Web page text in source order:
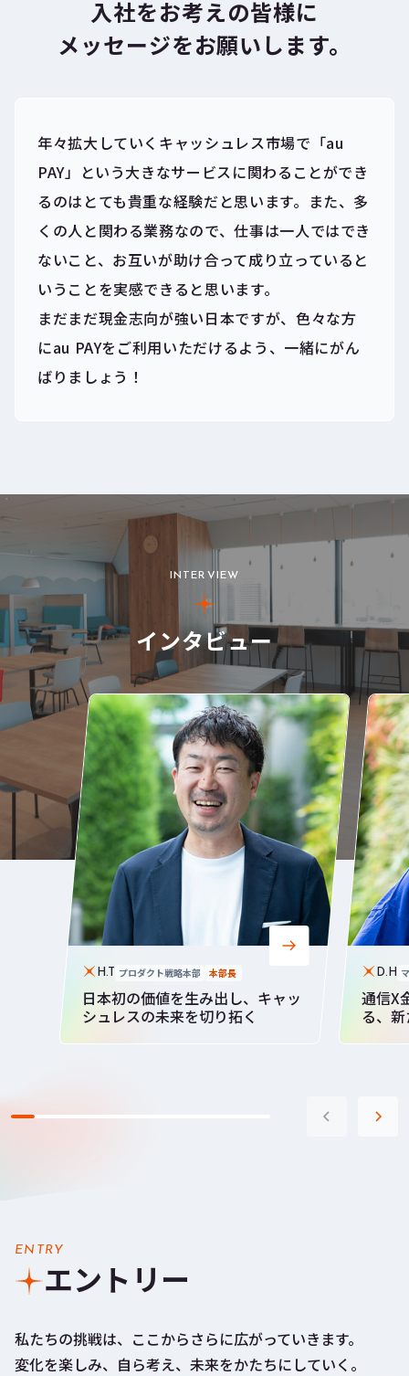
入社をお考えの皆様に
メッセージをお願いします。
年々拡大していくキャッシュレス市場で「au
PAY」という大きなサービスに関わることができ
るのはとても貴重な経験だと思います。また、多
くの人と関わる業務なので、仕事は一人ではでき
ないこと、お互いが助け合って成り立っていると
いうことを実感できると思います。
まだまだ現金志向が強い日本ですが、色々な方
にau PAYをご利用いただけるよう、一緒にがん
ばりましょう！
INTERVIEW
インタビュー
H.T プロダクト戦略本部 本部長
日本初の価値を生み出し、キャッ
シュレスの未来を切り拓く
D.H
通信X
る、
ENTRY
エントリー
私たちの挑戦は、ここからさらに広がっていきます。
変化を楽しみ、自ら考え、未来をかたちにしていく。